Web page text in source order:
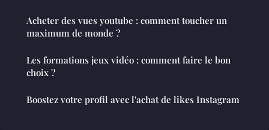
Acheter des vues youtube : comment toucher un
maximum de monde ?
Les formations jeux vidéo : comment faire le bon
choix ?
Boostez votre profil avec l'achat de likes Instagram